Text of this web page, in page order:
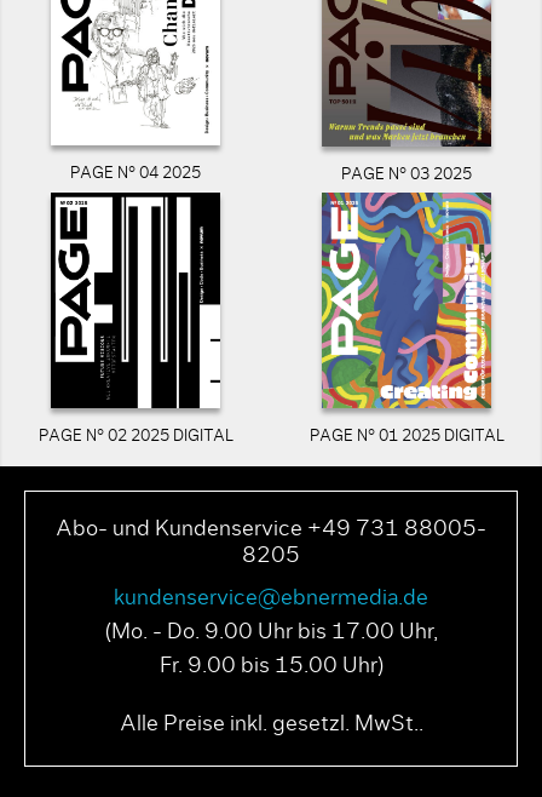
PAGE N° 04 2025 PAGE N° 03 2025
PAGE N° 02 2025 DIGITAL PAGE N° 01 2025 DIGITAL
Abo- und Kundenservice +49 731 88005-
8205
kundenservice@ebnermedia.de
(Mo. - Do. 9.00 Uhr bis 17.00 Uhr,
Fr. 9.00 bis 15.00 Uhr)
Alle Preise inkl. gesetzl. MwSt..